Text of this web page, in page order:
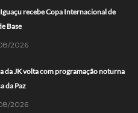
recebe Copa Internacional de
Base
2026
da JK volta com programação noturna
da Paz
2026